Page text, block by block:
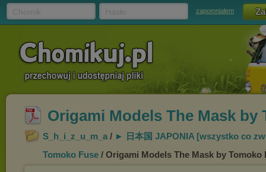
zapomniałem
Origami Models The Mask by
S_h_i_z_u_m_a / ► 日本国 JAPONIA [wszystko co
Tomoko Fuse / Origami Models The Mask by Tomoko